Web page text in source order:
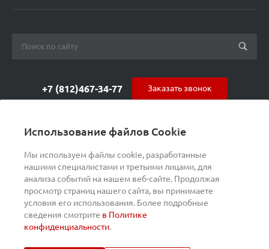
Использование файлов Cookie
Мы используем файлы cookie, разработанные
нашими специалистами и третьими лицами, для
анализа событий на нашем веб-сайте. Продолжая
просмотр страниц нашего сайта, вы принимаете
условия его использования. Более подробные
сведения смотрите в Политике
конфиденциальности.
+7 (812)467-34-77
ул. Курчатова 9 (БЦ МАГНЕТОН)
Заказать звонок